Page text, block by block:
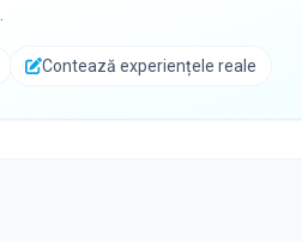
Contează experiențele reale